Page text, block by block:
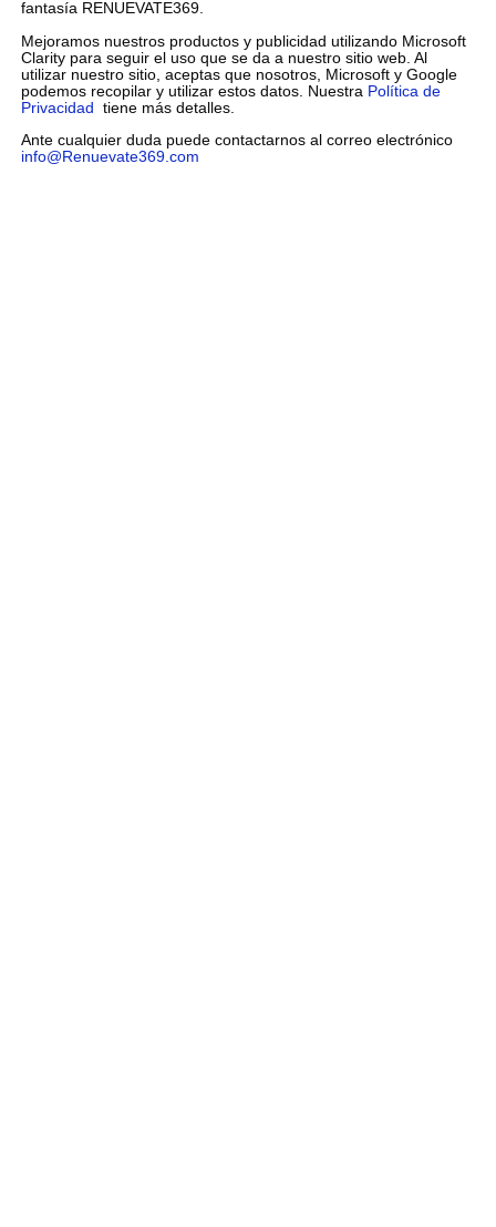
fantasía RENUEVATE369.
Mejoramos nuestros productos y publicidad utilizando Microsoft
Clarity para seguir el uso que se da a nuestro sitio web. Al
utilizar nuestro sitio, aceptas que nosotros, Microsoft y Google
podemos recopilar y utilizar estos datos. Nuestra Política de
Privacidad tiene más detalles.
Ante cualquier duda puede contactarnos al correo electrónico
info@Renuevate369.com